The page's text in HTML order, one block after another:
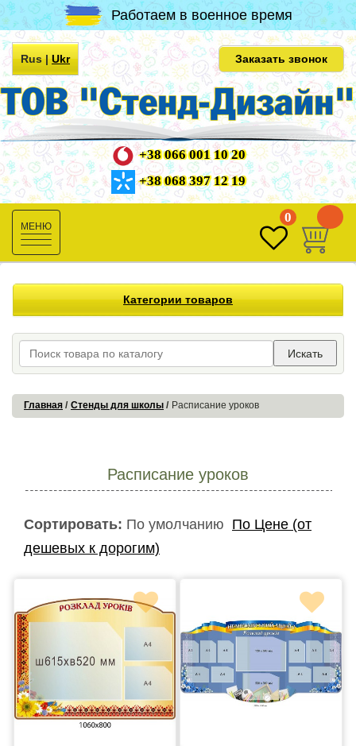
Работаем в военное время
Rus|Ukr Заказать звонок
+38 066 001 10 20
+38 068 397 12 19
Toggle
navigation
0
Категории товаров
Искать
Главная Стенды для школы Расписание уроков
Расписание уроков
Сортировать: По умолчанию По Цене (от
дешевых к дорогим)